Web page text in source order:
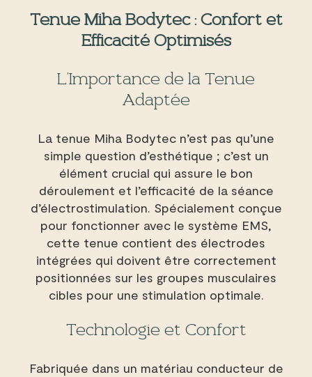
Tenue Miha Bodytec : Confort et
Efficacité Optimisés
L’Importance de la Tenue
Adaptée
La tenue Miha Bodytec n’est pas qu’une
simple question d’esthétique ; c’est un
élément crucial qui assure le bon
déroulement et l’efficacité de la séance
d’électrostimulation. Spécialement conçue
pour fonctionner avec le système EMS,
cette tenue contient des électrodes
intégrées qui doivent être correctement
positionnées sur les groupes musculaires
cibles pour une stimulation optimale.
Technologie et Confort
Fabriquée dans un matériau conducteur de